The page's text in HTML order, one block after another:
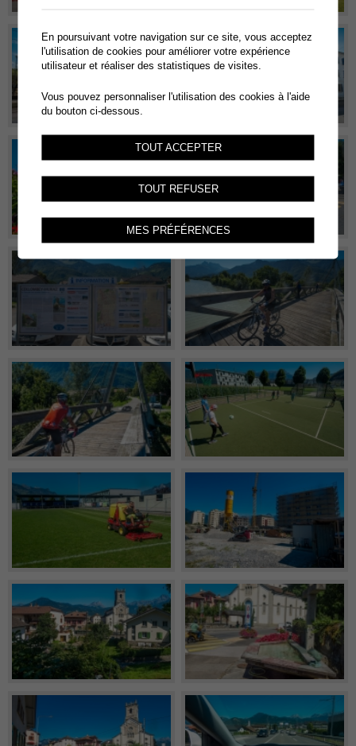
En poursuivant votre navigation sur ce site, vous acceptez
l'utilisation de cookies pour améliorer votre expérience
utilisateur et réaliser des statistiques de visites.
Vous pouvez personnaliser l'utilisation des cookies à l'aide
du bouton ci-dessous.
TOUT ACCEPTER
TOUT REFUSER
MES PRÉFÉRENCES